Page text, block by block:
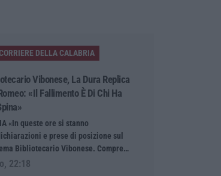
DELLA CALABRIA
Vibonese, La Dura Replica
«Il Fallimento È Di Chi Ha
«In queste ore si stanno
e prese di posizione sul
Bibliotecario Vibonese. Compre…
22:18